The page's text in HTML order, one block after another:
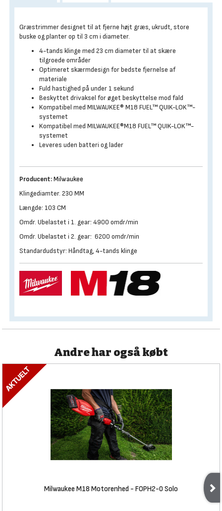
Græstrimmer designet til at fjerne højt græs, ukrudt, store
buske og planter op til 3 cm i diameter.
4-tands klinge med 23 cm diameter til at skære
tilgroede områder
Optimeret skærmdesign for bedste fjernelse af
materiale
Fuld hastighed på under 1 sekund
Beskyttet drivaksel for øget beskyttelse mod fald
Kompatibel med MILWAUKEE® M18 FUEL™ QUIK-LOK™-
systemet
Kompatibel med MILWAUKEE®M18 FUEL™ QUIK-LOK™-
systemet
Leveres uden batteri og lader
Producent:Milwaukee
Klingediamter. 230 MM
Længde: 103 CM
Omdr. Ubelastet i 1. gear: 4900 omdr/min
Omdr. Ubelastet i 2. gear: 6200 omdr/min
Standardudstyr: Håndtag, 4-tands klinge
Andre har også købt
Milwaukee M18 Motorenhed - FOPH2-0 Solo